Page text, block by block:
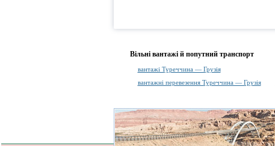
Вільні вантажі й попутний транспорт
вантажі Туреччина — Грузія
вантажні перевезення Туреччина — Грузія